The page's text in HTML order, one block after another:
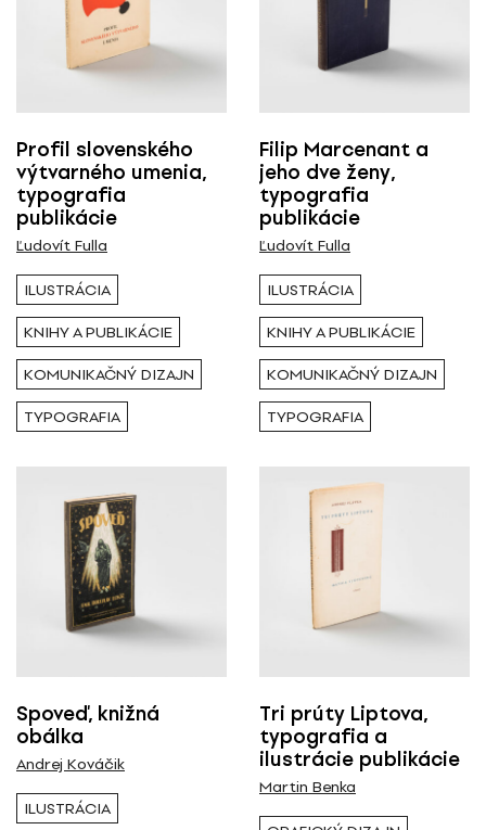
Profil slovenského
výtvarného umenia,
typografia
publikácie
Ľudovít Fulla
ILUSTRÁCIA
KNIHY A PUBLIKÁCIE
KOMUNIKAČNÝ DIZAJN
TYPOGRAFIA
Filip Marcenant a
jeho dve ženy,
typografia
publikácie
Ľudovít Fulla
ILUSTRÁCIA
KNIHY A PUBLIKÁCIE
KOMUNIKAČNÝ DIZAJN
TYPOGRAFIA
Spoveď, knižná
obálka
Andrej Kováčik
ILUSTRÁCIA
Tri prúty Liptova,
typografia a
ilustrácie publikácie
Martin Benka